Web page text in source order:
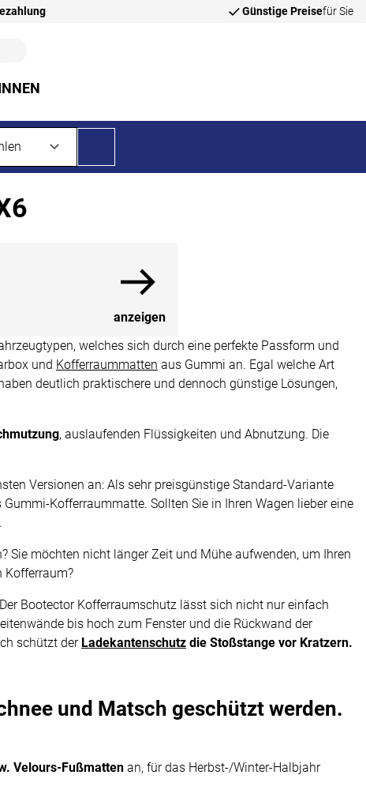
Günstige Preisefür Sie
anzeigen
welches sich durch eine perfekte Passform und
und Kofferraummatten aus Gummi an. Egal welche Art
deutlich praktischere und dennoch günstige Lösungen,
, auslaufenden Flüssigkeiten und Abnutzung. Die
Versionen an: Als sehr preisgünstige Standard-Variante
Kofferraummatte. Sollten Sie in Ihren Wagen lieber eine
Sie möchten nicht länger Zeit und Mühe aufwenden, um Ihren
Kofferraum?
Bootector Kofferraumschutz lässt sich nicht nur einfach
bis hoch zum Fenster und die Rückwand der
schützt der Ladekantenschutz die Stoßstange vor Kratzern.
und Matsch geschützt werden.
Velours-Fußmatten an, für das Herbst-/Winter-Halbjahr